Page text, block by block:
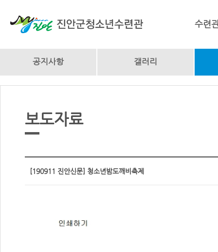
수련
공지사항 갤러리
보도자료
[190911 진안신문] 청소년밤도깨비축제